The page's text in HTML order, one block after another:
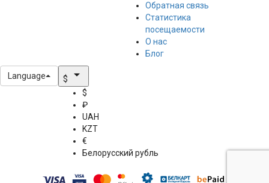
Обратная связь
Статистика
посещаемости
О нас
Блог
Language $ arrow_drop_down
$
₽
UAH
KZT
€
Белорусский рубль